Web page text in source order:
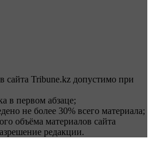
сайта Tribune.kz допустимо при
в первом абзаце;
не более 30% всего материала;
объёма материалов сайта
редакции.